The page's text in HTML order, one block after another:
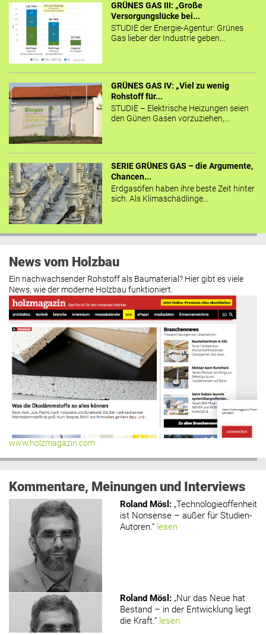
GRÜNES GAS III: „Große
Versorgungslücke bei...
STUDIE der Energie-Agentur: Grünes
Gas lieber der Industrie geben...
GRÜNES GAS IV: „Viel zu wenig
Rohstoff für...
STUDIE – Elektrische Heizungen seien
den Günen Gasen vorzuziehen,...
SERIE GRÜNES GAS – die Argumente,
Chancen...
Erdgasöfen haben ihre beste Zeit hinter
sich. Als Klimaschädlinge...
News vom Holzbau
Ein nachwachsender Rohstoff als Baumaterial? Hier gibt es viele
News, wie der moderne Holzbau funktioniert.
www.holzmagazin.com
Kommentare, Meinungen und Interviews
Roland Mösl : „Technologieoffenheit
ist Nonsense – außer für Studien-
Autoren.“ lesen
Roland Mösl : „Nur das Neue hat
Bestand – in der Entwicklung liegt
die Kraft.“ lesen